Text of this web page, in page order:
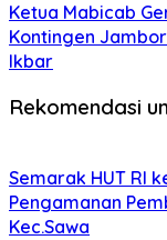
Ketua Mabicab
Kontingen
Ikbar
Rekomendasi
Semarak HUT RI
Pengamanan
Kec.Sawa